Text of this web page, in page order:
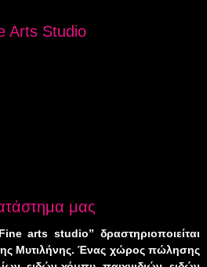
Arts Studio
μας
arts studio” δραστηριοποιείται
Μυτιλήνης. Ένας χώρος πώλησης